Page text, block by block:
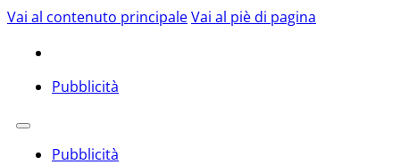
Vai al contenuto principaleVai al piè di pagina
Pubblicità
Pubblicità